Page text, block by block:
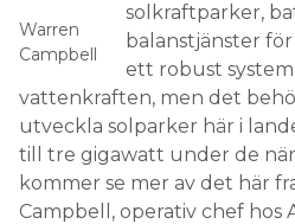
Warren
Campbell
solkraftparker,
balanstjänster
ett robust
vattenkraften, men det
utveckla solparker här i
till tre gigawatt under de
kommer se mer av det här
Campbell, operativ chef hos